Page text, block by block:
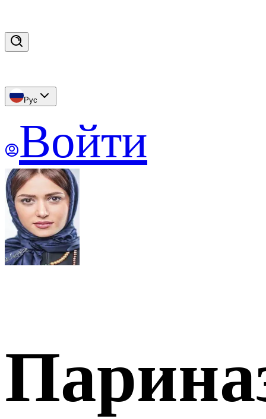
Рус
Войти